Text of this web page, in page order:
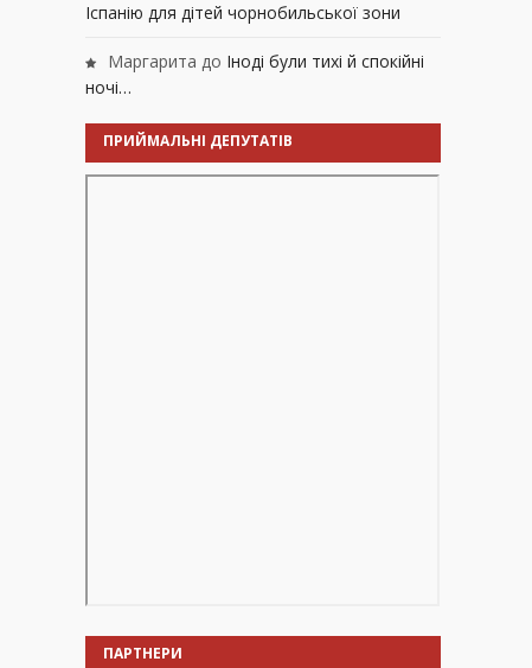
Іспанію для дітей чорнобильської зони
Маргарита до Іноді були тихі й спокійні
ночі…
ПРИЙМАЛЬНІ ДЕПУТАТІВ
ПАРТНЕРИ